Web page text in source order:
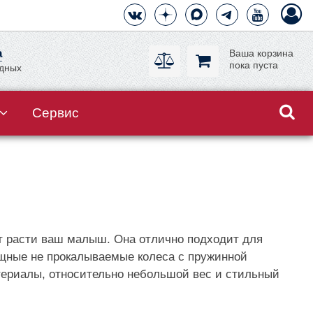
Ваша корзина
пока пуста
Сервис
расти ваш малыш. Она отлично подходит для
не прокалываемые колеса с пружинной
относительно небольшой вес и стильный